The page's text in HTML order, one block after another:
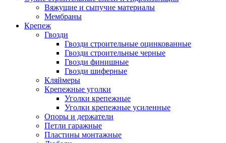
Вяжущие и сыпучие материалы
Мембраны
Крепеж
Гвозди
Гвозди строительные оцинкованные
Гвозди строительные черные
Гвозди финишные
Гвозди шиферные
Кляймеры
Крепежные уголки
Уголки крепежные
Уголки крепежные усиленные
Опоры и держатели
Петли гаражные
Пластины монтажные